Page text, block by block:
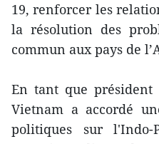
19, renforcer les
la résolution des
commun aux pays de
En tant que président
Vietnam a accordé
politiques sur l'Indo-